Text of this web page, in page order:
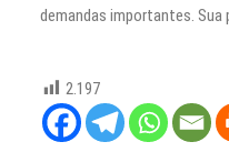
demandas importantes.
2.197